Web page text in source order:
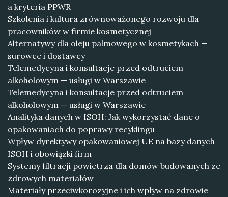
a kryteria PPWR
Szkolenia i kultura zrównoważonego rozwoju dla
pracowników w firmie kosmetycznej
Alternatywy dla oleju palmowego w kosmetykach —
surowce i dostawcy
Telemedycyna i konsultacje przed odtruciem
alkoholowym — usługi w Warszawie
Telemedycyna i konsultacje przed odtruciem
alkoholowym — usługi w Warszawie
Analityka danych w ISOH: Jak wykorzystać dane o
opakowaniach do poprawy recyklingu
Wpływ dyrektywy opakowaniowej UE na bazy danych
ISOH i obowiązki firm
Systemy filtracji powietrza dla domów budowanych ze
zdrowych materiałów
Materiały przeciwkorozyjne i ich wpływ na zdrowie